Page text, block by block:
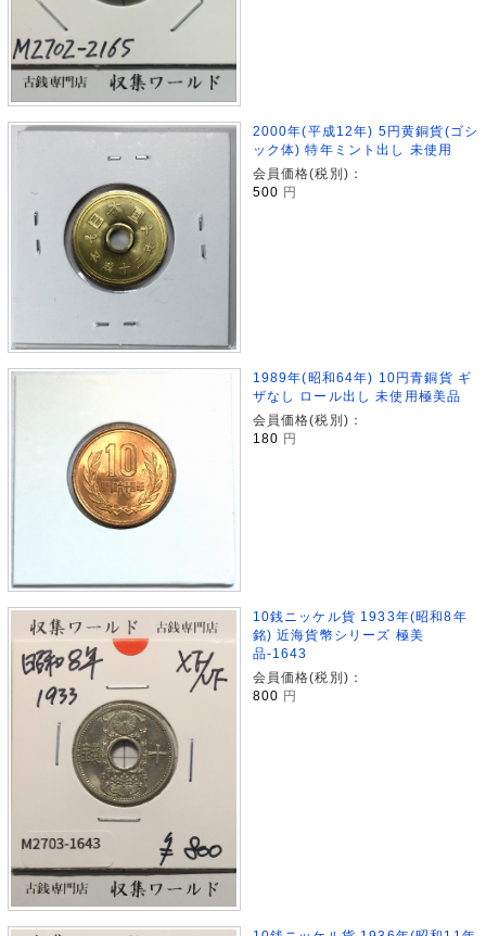
2000年(平成12年) 5円黄銅貨(ゴシ
ック体) 特年ミント出し 未使用
会員価格(税別)：
500 円
1989年(昭和64年) 10円青銅貨 ギ
ザなし ロール出し 未使用極美品
会員価格(税別)：
180 円
10銭ニッケル貨 1933年(昭和8年
銘) 近海貨幣シリーズ 極美
品-1643
会員価格(税別)：
800 円